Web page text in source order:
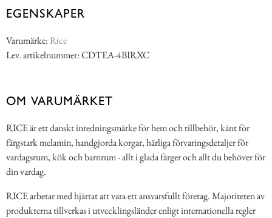
EGENSKAPER
Varumärke: Rice
Lev. artikelnummer: CDTEA-4BIRXC
OM VARUMÄRKET
RICE är ett danskt inredningsmärke för hem och tillbehör, känt för
färgstark melamin, handgjorda korgar, härliga förvaringsdetaljer för
vardagsrum, kök och barnrum - allt i glada färger och allt du behöver för
din vardag.
RICE arbetar med hjärtat att vara ett ansvarsfullt företag. Majoriteten av
produkterna tillverkas i utvecklingsländer enligt internationella regler